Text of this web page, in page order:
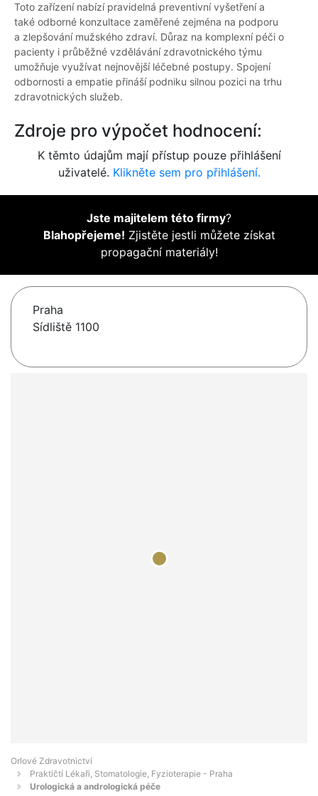
Toto zařízení nabízí pravidelná preventivní vyšetření a
také odborné konzultace zaměřené zejména na podporu
a zlepšování mužského zdraví. Důraz na komplexní péči o
pacienty i průběžné vzdělávání zdravotnického týmu
umožňuje využívat nejnovější léčebné postupy. Spojení
odbornosti a empatie přináší podniku silnou pozici na trhu
zdravotnických služeb.
Zdroje pro výpočet hodnocení:
K těmto údajům mají přístup pouze přihlášení
uživatelé. Klikněte sem pro přihlášení.
Jste majitelem této firmy?
Blahopřejeme! Zjistěte jestli můžete získat
propagační materiály!
Praha
Sídliště 1100
Orlové Zdravotnictví
Praktičtí Lékaři, Stomatologie, Fyzioterapie - Praha
Urologická a andrologická péče